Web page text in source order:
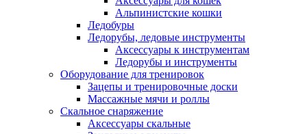
Альпинистские кошки
Ледобуры
Ледорубы, ледовые инструменты
Аксессуары к инструментам
Ледорубы и инструменты
Оборудование для тренировок
Зацепы и тренировочные доски
Массажные мячи и роллы
Скальное снаряжение
Аксессуары скальные